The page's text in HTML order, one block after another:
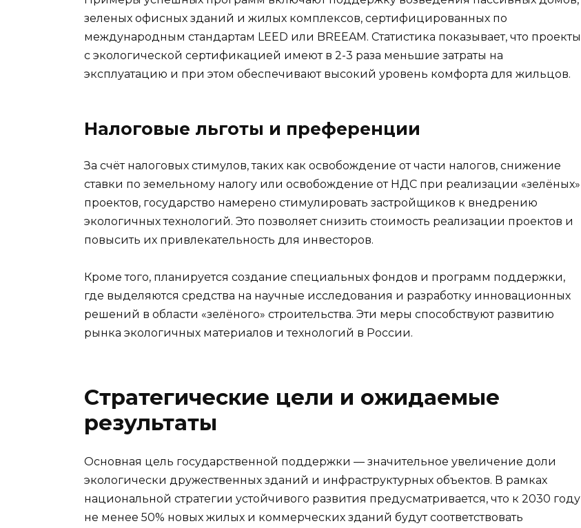
зеленых офисных зданий и жилых комплексов, сертифицированных по
международным стандартам LEED или BREEAM. Статистика показывает, что проекты
с экологической сертификацией имеют в 2-3 раза меньшие затраты на
эксплуатацию и при этом обеспечивают высокий уровень комфорта для жильцов.
Налоговые льготы и преференции
За счёт налоговых стимулов, таких как освобождение от части налогов, снижение
ставки по земельному налогу или освобождение от НДС при реализации «зелёных»
проектов, государство намерено стимулировать застройщиков к внедрению
экологичных технологий. Это позволяет снизить стоимость реализации проектов и
повысить их привлекательность для инвесторов.
Кроме того, планируется создание специальных фондов и программ поддержки,
где выделяются средства на научные исследования и разработку инновационных
решений в области «зелёного» строительства. Эти меры способствуют развитию
рынка экологичных материалов и технологий в России.
Стратегические цели и ожидаемые
результаты
Основная цель государственной поддержки — значительное увеличение доли
экологически дружественных зданий и инфраструктурных объектов. В рамках
национальной стратегии устойчивого развития предусматривается, что к 2030 году
не менее 50% новых жилых и коммерческих зданий будут соответствовать